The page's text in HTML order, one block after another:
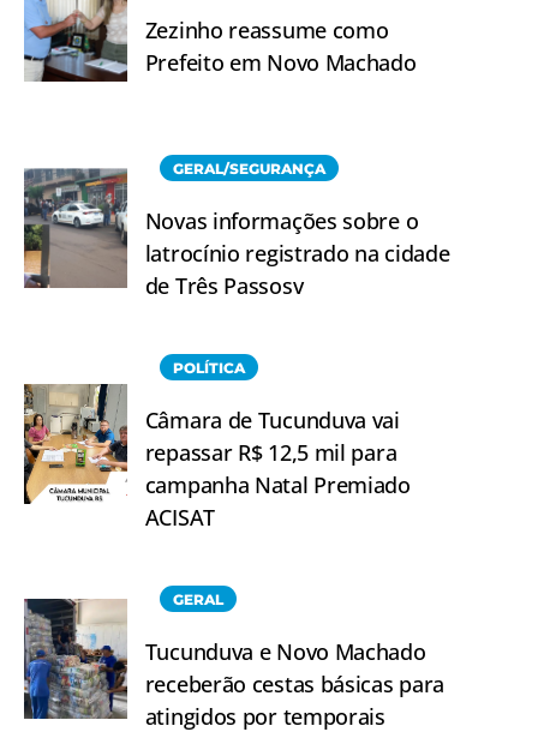
Zezinho reassume como
Prefeito em Novo Machado
GERAL/SEGURANÇA
Novas informações sobre o
latrocínio registrado na cidade
de Três Passosv
POLÍTICA
Câmara de Tucunduva vai
repassar R$ 12,5 mil para
campanha Natal Premiado
ACISAT
GERAL
Tucunduva e Novo Machado
receberão cestas básicas para
atingidos por temporais